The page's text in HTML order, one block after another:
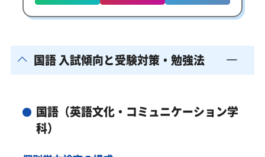
国語 入試傾向と受験対策・勉強法
国語（英語文化・コミュニケーション学
科）